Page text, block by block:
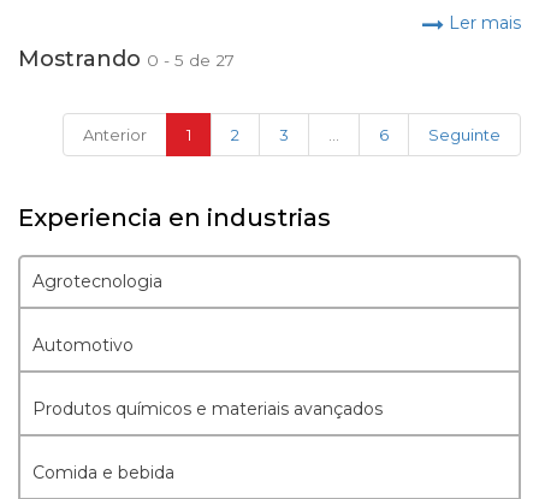
Ler mais
Mostrando 0 - 5 de 27
Anterior 1 (current)
2 3 6 Seguinte
Experiencia en industrias
Agrotecnologia
Automotivo
Produtos químicos e materiais avançados
Comida e bebida